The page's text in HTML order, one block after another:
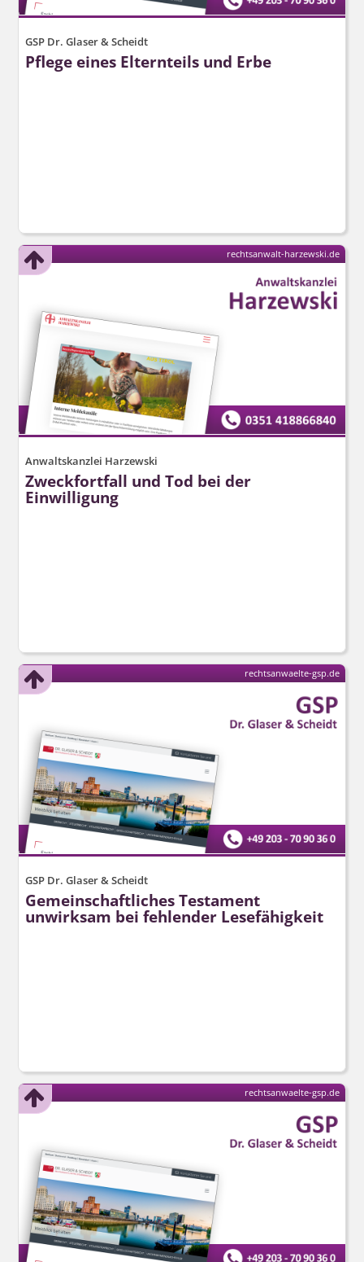
GSP Dr. Glaser & Scheidt
Pflege eines Elternteils und Erbe
Anwaltskanzlei Harzewski
Zweckfortfall und Tod bei der
Einwilligung
rechtsanwalt-harzewski.de
GSP Dr. Glaser & Scheidt
Gemeinschaftliches Testament
unwirksam bei fehlender Lesefähigkeit
rechtsanwaelte-gsp.de
rechtsanwaelte-gsp.de